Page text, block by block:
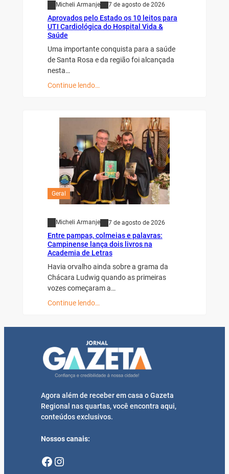
Micheli Armanje 7 de agosto de 2026
Aprovados pelo Estado os 10 leitos para
UTI Cardiológica do Hospital Vida &
Saúde
Uma importante conquista para a saúde
de Santa Rosa e da região foi alcançada
nesta…
Continue lendo…
Geral
Micheli Armanje 7 de agosto de 2026
Entre pampas, colmeias e palavras:
Campinense lança dois livros na
Academia de Letras
Havia orvalho ainda sobre a grama da
Chácara Ludwig quando as primeiras
vozes começaram a…
Continue lendo…
Agora além de receber em casa o Gazeta
Regional nas quartas, você encontra aqui,
conteúdos exclusivos.
Nossos canais:
Facebook Instagram